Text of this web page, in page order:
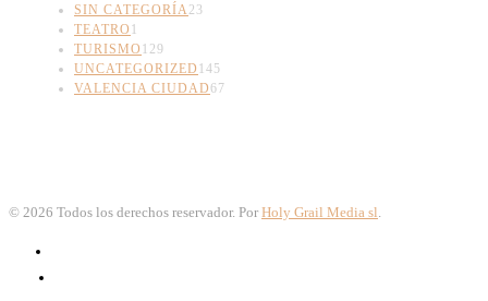
SIN CATEGORÍA 23
TEATRO 1
TURISMO 129
UNCATEGORIZED 145
VALENCIA CIUDAD67
© 2026 Todos los derechos reservador. Por Holy Grail Media sl